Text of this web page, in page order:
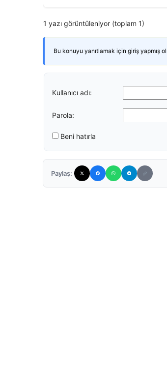
1 yazı görüntüleniyor (toplam 1)
Bu konuyu yanıtlamak için giriş yapmış
Kullanıcı adı:
Parola:
Beni hatırla
Paylaş: